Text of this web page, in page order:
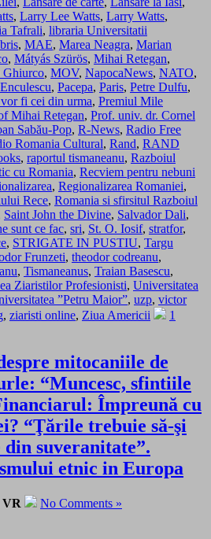
, Larry Lee Watts, Larry Watts,
Tafrali, libraria Universitatii
, MAE, Marea Neagra, Marian
, Mátyás Szürös, Mihai Retegan,
Ghiurco, MOV, NapocaNews, NATO,
, Pacepa, Paris, Petre Dulfu,
fi cei din urma, Premiul Mile
Mihai Retegan, Prof. univ. dr. Cornel
Sabău-Pop, R-News, Radio Free
Romania Cultural, Rand, RAND
, raportul tismaneanu, Razboiul
cu Romania, Recviem pentru nebuni
, Regionalizarea Romaniei,
Rece, Romania si sfirsitul Razboiul
Saint John the Divine, Salvador Dali,
sunt ce fac, sri, St. O. Iosif, stratfor,
, STRIGATE IN PUSTIU, Targu
Frunzeti, theodor codreanu,
, Tismaneanus, Traian Basescu,
Ziaristilor Profesionisti, Universitatea
”Petru Maior”, uzp, victor
, ziaristi online, Ziua Americii
1
mitocaniile de
“Muncesc, sfintiile
Împreună cu
“Ţările trebuie să-şi
suveranitate”.
etnic in Europa
VR No Comments »